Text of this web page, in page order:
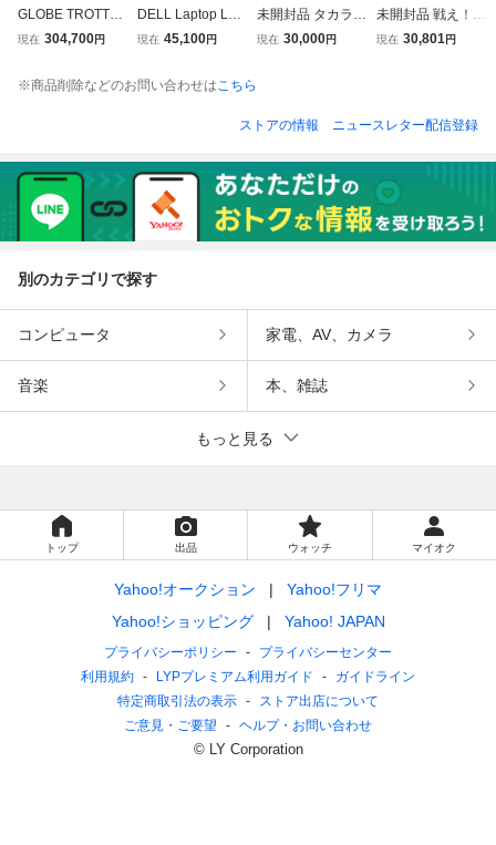
GLOBE TROTTER
ベルト ミリタリー
現在 304,700円
DELL Laptop Latit
ude 5320 P138G0
トPC
現在 45,100円
未開封品 タカラ
ニュークリオンク
体 トランスフォー
現在 30,000円
未開封品 戦え！超
ロボット生命体ト
現在 30,801円
※商品削除などのお問い合わせはこちら
ストアの情報 ニュースレター配信登録
別のカテゴリで探す
コンピュータ 家電、AV、カメラ
音楽 本、雑誌
もっと見る
トップ 出品 ウォッチ マイオク
Yahoo!オークション
Yahoo!フリマ
Yahoo!ショッピング
Yahoo! JAPAN
プライバシーポリシー
プライバシーセンター
利用規約
LYPプレミアム利用ガイド
ガイドライン
特定商取引法の表示
ストア出店について
ご意見・ご要望
ヘルプ・お問い合わせ
© LY Corporation